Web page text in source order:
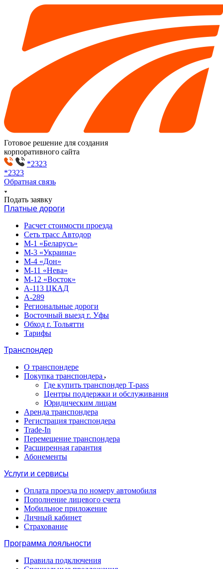
Готовое решение для создания
корпоративного сайта
*2323
*2323
Обратная связь
Подать заявку
Платные дороги
Расчет стоимости проезда
Сеть трасс Автодор
М-1 «Беларусь»
М-3 «Украина»
М-4 «Дон»
М-11 «Нева»
М-12 «Восток»
А-113 ЦКАД
А-289
Региональные дороги
Восточный выезд г. Уфы
Обход г. Тольятти
Тарифы
Транспондер
О транспондере
Покупка транспондера
Где купить транспондер T-pass
Центры поддержки и обслуживания
Юридическим лицам
Аренда транспондера
Регистрация транспондера
Trade-In
Перемещение транспондера
Расширенная гарантия
Абонементы
Услуги и сервисы
Оплата проезда по номеру автомобиля
Пополнение лицевого счета
Мобильное приложение
Личный кабинет
Страхование
Программа лояльности
Правила подключения